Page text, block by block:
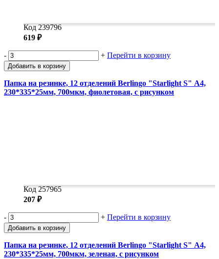
Код 239796
619 ₽
- + Перейти в корзину
Добавить в корзину
Папка на резинке, 12 отделений Berlingo "Starlight S" А4,
230*335*25мм, 700мкм, фиолетовая, c рисунком
Код 257965
207 ₽
- + Перейти в корзину
Добавить в корзину
Папка на резинке, 12 отделений Berlingo "Starlight S" А4,
230*335*25мм, 700мкм, зеленая, c рисунком